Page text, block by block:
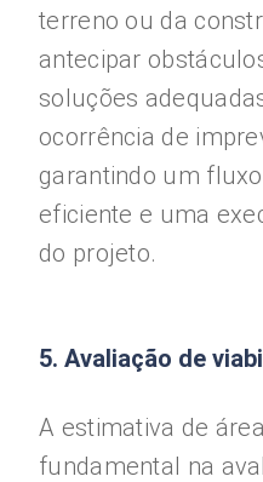
terreno ou da
antecipar
soluções
ocorrência de
garantindo um
eficiente e uma
do projeto.
5. Avaliação de
A estimativa de
fundamental na